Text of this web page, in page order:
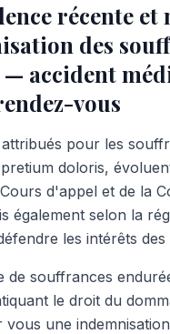
récente et
des
— accident
vous
pour les
doloris,
d'appel et de la
également selon la
les intérêts des
de souffrances
le droit du
une